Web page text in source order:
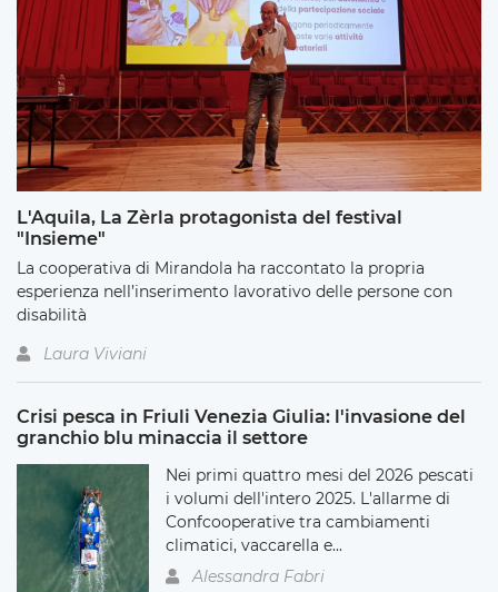
L'Aquila, La Zèrla protagonista del festival
"Insieme"
La cooperativa di Mirandola ha raccontato la propria
esperienza nell’inserimento lavorativo delle persone con
disabilità
Laura Viviani
Crisi pesca in Friuli Venezia Giulia: l'invasione del
granchio blu minaccia il settore
Nei primi quattro mesi del 2026 pescati
i volumi dell'intero 2025. L'allarme di
Confcooperative tra cambiamenti
climatici, vaccarella e...
Alessandra Fabri